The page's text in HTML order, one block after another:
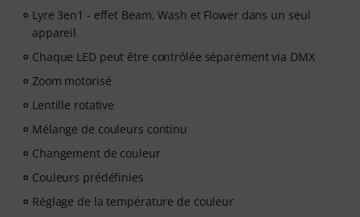
Lyre 3en1 - effet Beam, Wash et Flower dans un seul
appareil
Chaque LED peut être contrôlée séparément via DMX
Zoom motorisé
Lentille rotative
Mélange de couleurs continu
Changement de couleur
Couleurs prédéfinies
Réglage de la température de couleur